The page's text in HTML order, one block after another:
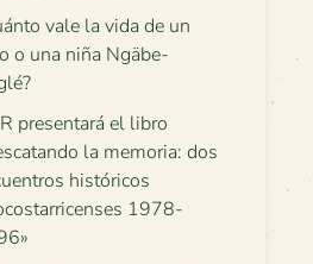
vale la vida de un
o una niña Ngäbe-
presentará el libro
la memoria: dos
históricos
1978-